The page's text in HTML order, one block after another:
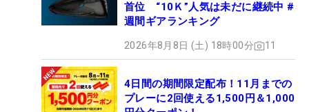
首位 “10Ｋ”人気は未だに継続中 #
週間ギアランキング
2026年8月8日 (土) 18時00分 11
4日間の期間限定配布！11月までの
プレーに2回使える1,500円＆1,000